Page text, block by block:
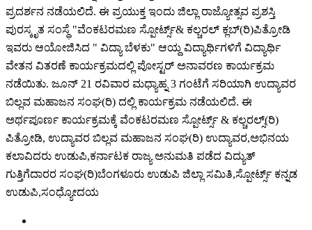
ಪ್ರದರ್ಶನ‌ ನಡೆಯಲಿದೆ. ಈ ಪ್ರಯುಕ್ತ ಇಂದು ಜಿಲ್ಲಾ ರಾಜ್ಯೋತ್ಸವ ಪ್ರಶಸ್ತಿ
ಪುರಸ್ಕೃತ ಸಂಸ್ಥೆ "ವೆಂಕಟರಮಣ ಸ್ಪೋರ್ಟ್ಸ್& ಕಲ್ಚರಲ್ ಕ್ಲಬ್(ರಿ)ಪಿತ್ರೋಡಿ
ಇವರು ಆಯೋಜಿಸಿದ " ವಿದ್ಯಾ ಬೆಳಕು" ಆಯ್ದ ವಿದ್ಯಾರ್ಥಿಗಳಿಗೆ ವಿದ್ಯಾರ್ಥಿ
ವೇತನ ವಿತರಣೆ ಕಾರ್ಯಕ್ರಮದಲ್ಲಿ ಪೋಸ್ಟರ್ ಅನಾವರಣ ಕಾರ್ಯಕ್ರಮ
ನಡೆಯಿತು. ಜೂನ್ 21 ರವಿವಾರ ಮಧ್ಯಾಹ್ನ 3 ಗಂಟೆಗೆ ಸರಿಯಾಗಿ ಉದ್ಯಾವರ
ಬಿಲ್ಲವ ಮಹಾಜನ ಸಂಘ(ರಿ) ದಲ್ಲಿ ಕಾರ್ಯಕ್ರಮ ನಡೆಯಲಿದೆ. ಈ
ಅರ್ಥಪೂರ್ಣ ಕಾರ್ಯಕ್ರಮಕ್ಕೆ ವೆಂಕಟರಮಣ ಸ್ಪೋರ್ಟ್ಸ್ & ಕಲ್ಚರಲ್ಸ್(ರಿ)
ಪಿತ್ರೋಡಿ, ಉದ್ಯಾವರ ಬಿಲ್ಲವ ಮಹಾಜನ ಸಂಘ(ರಿ) ಉದ್ಯಾವರ,ಅಭಿನಯ
ಕಲಾವಿದರು ಉಡುಪಿ,ಕರ್ನಾಟಕ ರಾಜ್ಯ ಅನುಮತಿ ಪಡೆದ ವಿದ್ಯುತ್
ಗುತ್ತಿಗೆದಾರರ ಸಂಘ(ರಿ)ಬೆಂಗಳೂರು ಉಡುಪಿ ಜಿಲ್ಲಾ ಸಮಿತಿ,ಸ್ಪೋರ್ಟ್ಸ್ ಕನ್ನಡ
ಉಡುಪಿ,ಸಂಧ್ಯೋದಯ